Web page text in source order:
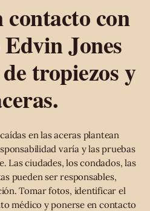
contacto con
Jones
tropiezos y
en las aceras plantean
varía y las pruebas
Las ciudades, los condados, las
pueden ser responsables,
Tomar fotos, identificar el
médico y ponerse en contacto